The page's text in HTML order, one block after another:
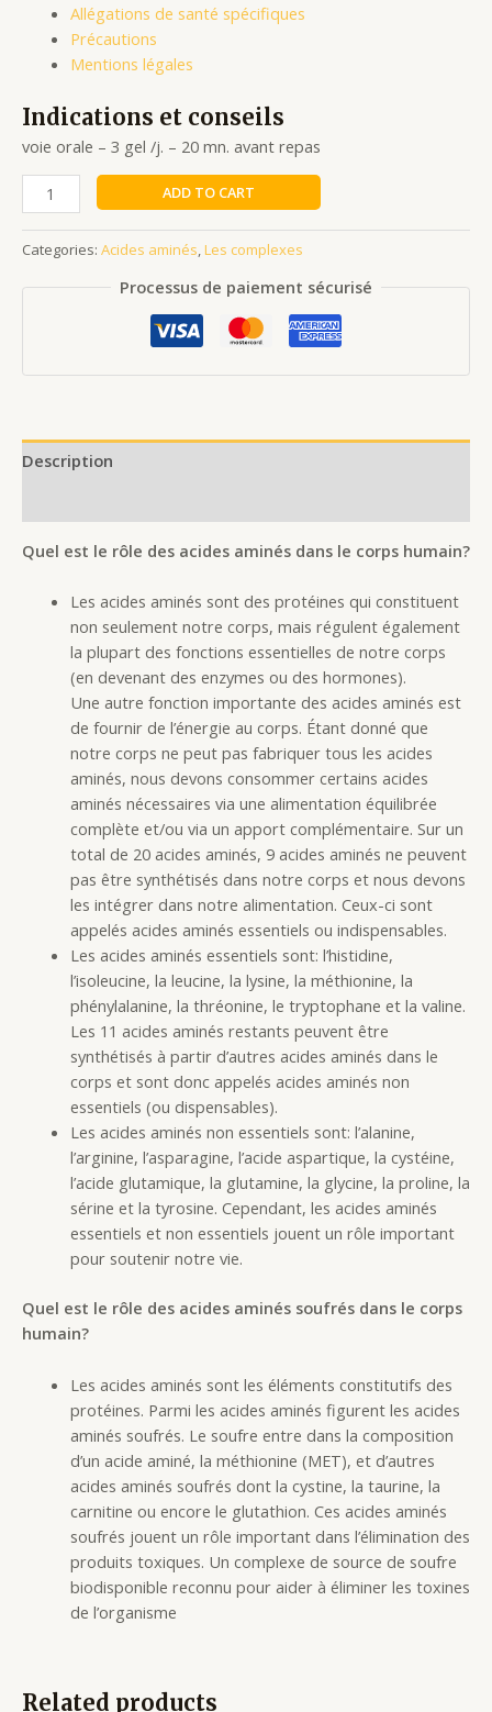
Allégations de santé spécifiques
Précautions
Mentions légales
Indications et conseils
voie orale – 3 gel /j. – 20 mn. avant repas
ADD TO CART
Categories: Acides aminés,Les complexes
Processus de paiement sécurisé
Description
Quel est le rôle des acides aminés dans le corps humain?
Les acides aminés sont des protéines qui constituent
non seulement notre corps, mais régulent également
la plupart des fonctions essentielles de notre corps
(en devenant des enzymes ou des hormones).
Une autre fonction importante des acides aminés est
de fournir de l’énergie au corps. Étant donné que
notre corps ne peut pas fabriquer tous les acides
aminés, nous devons consommer certains acides
aminés nécessaires via une alimentation équilibrée
complète et/ou via un apport complémentaire. Sur un
total de 20 acides aminés, 9 acides aminés ne peuvent
pas être synthétisés dans notre corps et nous devons
les intégrer dans notre alimentation. Ceux-ci sont
appelés acides aminés essentiels ou indispensables.
Les acides aminés essentiels sont: l’histidine,
l’isoleucine, la leucine, la lysine, la méthionine, la
phénylalanine, la thréonine, le tryptophane et la valine.
Les 11 acides aminés restants peuvent être
synthétisés à partir d’autres acides aminés dans le
corps et sont donc appelés acides aminés non
essentiels (ou dispensables).
Les acides aminés non essentiels sont: l’alanine,
l’arginine, l’asparagine, l’acide aspartique, la cystéine,
l’acide glutamique, la glutamine, la glycine, la proline, la
sérine et la tyrosine. Cependant, les acides aminés
essentiels et non essentiels jouent un rôle important
pour soutenir notre vie.
Quel est le rôle des acides aminés soufrés dans le corps
humain?
Les acides aminés sont les éléments constitutifs des
protéines. Parmi les acides aminés figurent les acides
aminés soufrés. Le soufre entre dans la composition
d’un acide aminé, la méthionine (MET), et d’autres
acides aminés soufrés dont la cystine, la taurine, la
carnitine ou encore le glutathion. Ces acides aminés
soufrés jouent un rôle important dans l’élimination des
produits toxiques. Un complexe de source de soufre
biodisponible reconnu pour aider à éliminer les toxines
de l’organisme
Related products